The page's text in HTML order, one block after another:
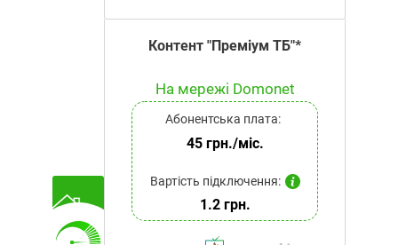
Контент "Преміум ТБ"*
На мережі Domonet
Абонентська плата:
45 грн./міс.
Вартість підключення:
1.2 грн.